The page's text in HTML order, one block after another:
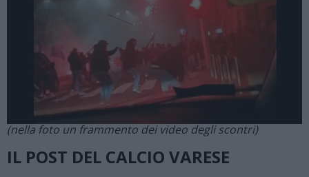
(nella foto un frammento dei video degli scontri)
IL POST DEL CALCIO VARESE